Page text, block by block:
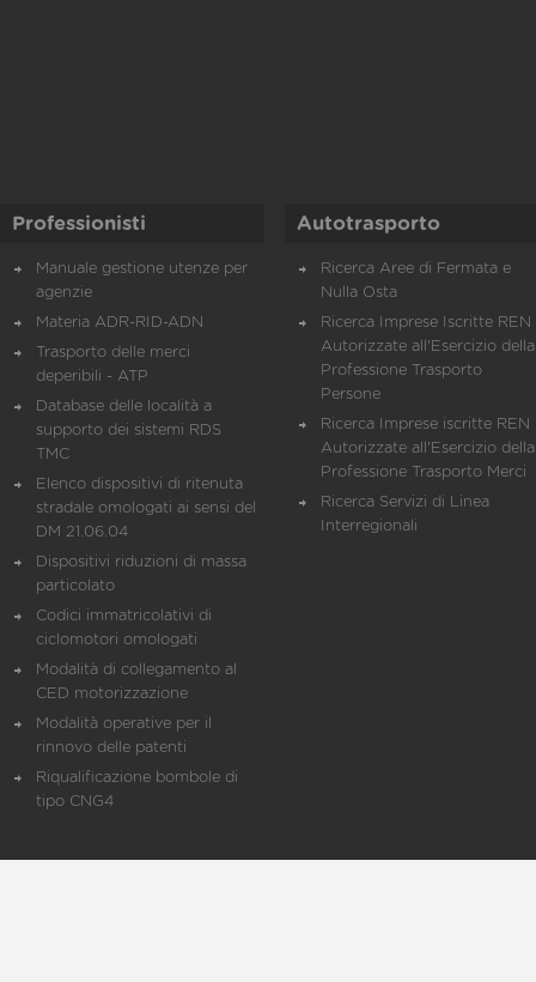
Professionisti
Manuale gestione utenze per
agenzie
Materia ADR-RID-ADN
Trasporto delle merci
deperibili - ATP
Database delle località a
supporto dei sistemi RDS
TMC
Elenco dispositivi di ritenuta
stradale omologati ai sensi del
DM 21.06.04
Dispositivi riduzioni di massa
particolato
Codici immatricolativi di
ciclomotori omologati
Modalità di collegamento al
CED motorizzazione
Modalità operative per il
rinnovo delle patenti
Riqualificazione bombole di
tipo CNG4
Autotrasporto
Ricerca Aree di Fermata e
Nulla Osta
Ricerca Imprese Iscritte REN
Autorizzate all'Esercizio della
Professione Trasporto
Persone
Ricerca Imprese iscritte REN
Autorizzate all'Esercizio della
Professione Trasporto Merci
Ricerca Servizi di Linea
Interregionali